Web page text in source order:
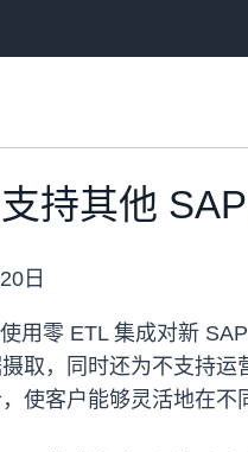
持其他
日
用零 ETL 集成对新
取，同时还为不支持
使客户能够灵活地在不